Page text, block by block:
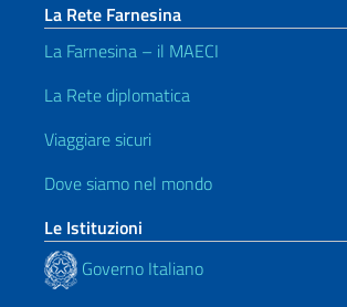
La Rete Farnesina
La Farnesina – il MAECI
La Rete diplomatica
Viaggiare sicuri
Dove siamo nel mondo
Le Istituzioni
Governo Italiano